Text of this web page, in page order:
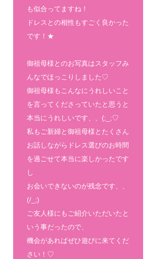
も似合ってますね！
ドレスとの相性もすごく良かった
です！★
御祖母様とのお写真はスタッフみ
んなでほっこりしました♡
御祖母様もこんなにうれしいこと
を言ってくださっていたと思うと
本当にうれしいです、、(;_;♡
私もご新婦と御祖母様とたくさん
お話しながらドレス選びのお時間
を過ごせて本当に楽しかったです
し
お会いできないのが残念です、、
(/_;)
ご友人様にもご紹介いただいたと
いう事だったので、
機会があればぜひ遊びに来てくだ
さい！♡